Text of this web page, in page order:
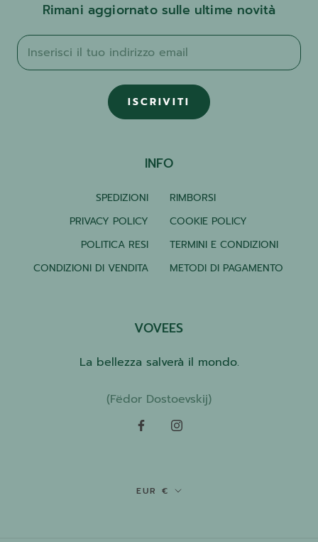
Rimani aggiornato sulle ultime novità
ISCRIVITI
INFO
SPEDIZIONI
RIMBORSI
PRIVACY POLICY
COOKIE POLICY
POLITICA RESI
TERMINI E CONDIZIONI
CONDIZIONI DI VENDITA
METODI DI PAGAMENTO
VOVEES
La bellezza salverà il mondo.
(Fëdor Dostoevskij)
Valuta
EUR €